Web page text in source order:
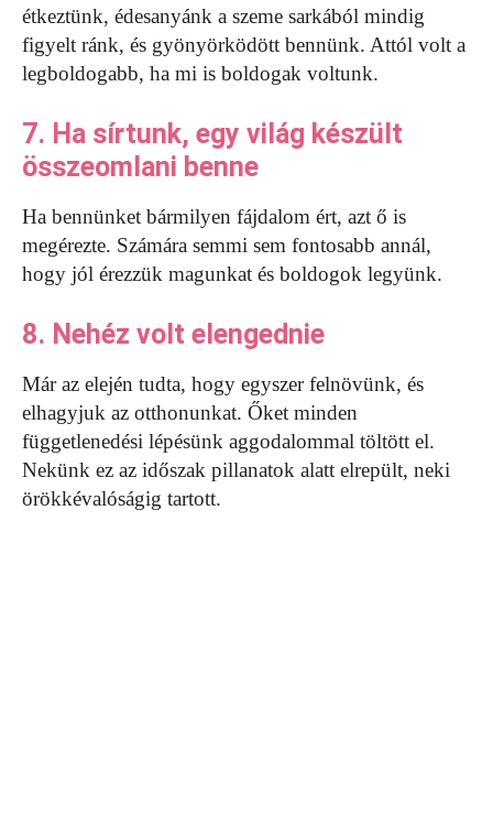
étkeztünk, édesanyánk a szeme sarkából mindig
figyelt ránk, és gyönyörködött bennünk. Attól volt a
legboldogabb, ha mi is boldogak voltunk.
7. Ha sírtunk, egy világ készült
összeomlani benne
Ha bennünket bármilyen fájdalom ért, azt ő is
megérezte. Számára semmi sem fontosabb annál,
hogy jól érezzük magunkat és boldogok legyünk.
8. Nehéz volt elengednie
Már az elején tudta, hogy egyszer felnövünk, és
elhagyjuk az otthonunkat. Őket minden
függetlenedési lépésünk aggodalommal töltött el.
Nekünk ez az időszak pillanatok alatt elrepült, neki
örökkévalóságig tartott.